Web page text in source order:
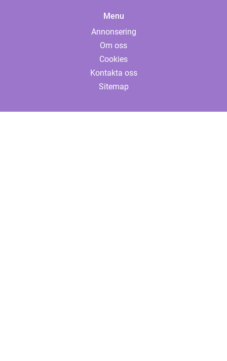
Menu
Annonsering
Om oss
Cookies
Kontakta oss
Sitemap